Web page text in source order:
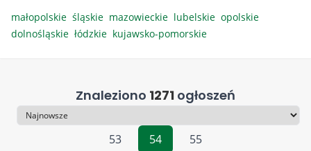
małopolskie śląskie mazowieckie lubelskie opolskie
dolnośląskie łódzkie kujawsko-pomorskie
Znaleziono 1271 ogłoszeń
Sortowanie
53
54 55